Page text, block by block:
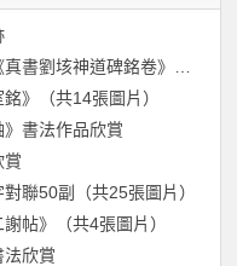
》（共14張圖片）
書法作品欣賞
賞
聯50副（共25張圖片）
帖》（共4張圖片）
欣賞